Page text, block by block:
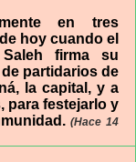
en tres
hoy cuando el
firma su
partidarios de
la capital, y a
para festejarlo y
(Hace 14